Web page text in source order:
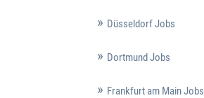
Düsseldorf Jobs
Dortmund Jobs
Frankfurt am Main Jobs